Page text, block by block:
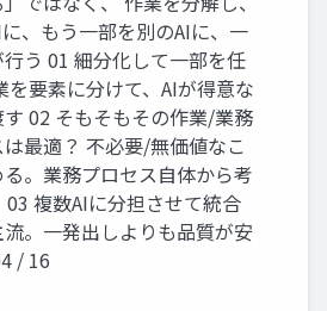
、もう一部を別のAIに、一
う 01 細分化して一部を任
を要素に分けて、AIが得意な
02 そもそもその作業/業務
最適？ 不必要/無価値なこ
る。業務プロセス自体から考
03 複数AIに分担させて統合
。一発出しよりも品質が安
/ 16